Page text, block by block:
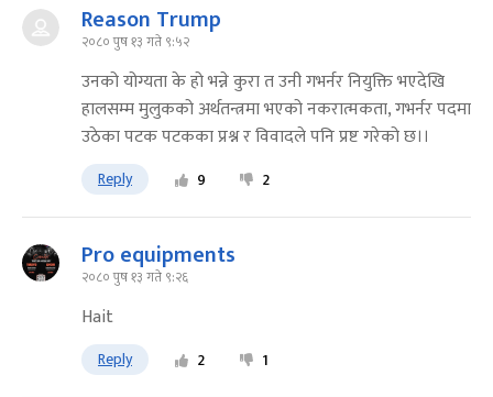
Reason Trump
२०८० पुष १३ गते ९:५२
उनको योग्यता के हो भन्ने कुरा त उनी गभर्नर नियुक्ति भएदेखि
हालसम्म मुलुकको अर्थतन्त्रमा भएको नकरात्मकता, गभर्नर पदमा
उठेका पटक पटकका प्रश्न र विवादले पनि प्रष्ट गरेको छ।।
Reply 9 2
Pro equipments
२०८० पुष १३ गते ९:२६
Hait
Reply 2 1